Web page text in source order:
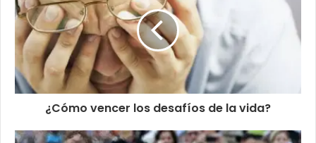
¿Cómo vencer los desafíos de la vida?